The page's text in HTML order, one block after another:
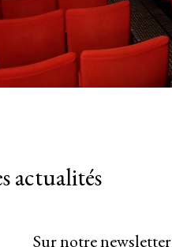
actualités
Sur notre newsletter